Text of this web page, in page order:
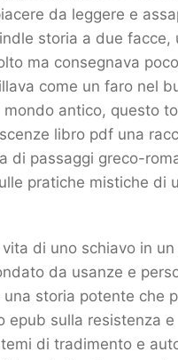
da leggere e
storia a due facce,
ma consegnava
come un faro nel
antico, questo
libro pdf una
di passaggi greco-
pratiche mistiche di
di uno schiavo in un
da usanze e
una storia potente che
epub sulla resistenza e
temi di tradimento e